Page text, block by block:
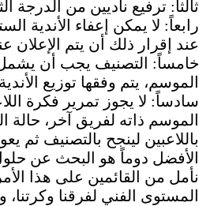
ثالثاً: ترفيع ناديين من
رابعاً: لا يمكن إعفاء الأندية
عند إقرار ذلك أن يتم الإعلان
خامساً: التصنيف يجب أن
الموسم، يتم وفقها توزيع
سادساً: لا يجوز تمرير فكرة
الموسم ذاته لفريق آخر، حالة
باللاعبين لينجح بالتصنيف ثم
الأفضل دوماً هو البحث عن
نأمل من القائمين على هذا
المستوى الفني لفرقنا